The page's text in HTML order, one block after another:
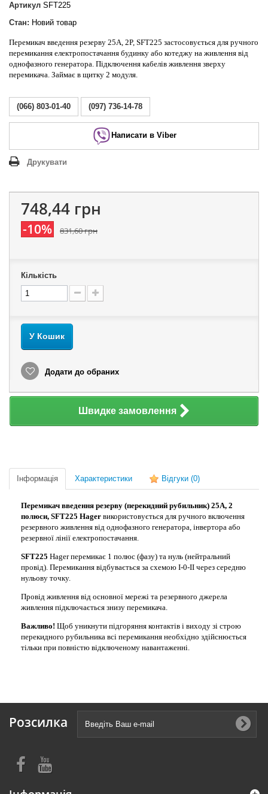
Артикул SFT225
Стан: Новий товар
Перемикач введення резерву 25А, 2P, SFT225 застосовується для ручного
перемикання електропостачання будинку або котеджу на живлення від
однофазного генератора. Підключення кабелів живлення зверху
перемикача. Займає в щитку 2 модуля.
(066) 803-01-40 (097) 736-14-78
Написати в Viber
Друкувати
748,44 грн
-10% 831,60 грн
Кількість
У Кошик
Додати до обраних
Швидке замовлення
Інформація Характеристики Відгуки (0)
Перемикач введення резерву (перекидний рубильник) 25А, 2
полюси, SFT225 Hager використовується для ручного включення
резервного живлення від однофазного генератора, інвертора або
резервної лінії електропостачання.
SFT225 Hager перемикає 1 полюс (фазу) та нуль (нейтральний
провід). Перемикання відбувається за схемою I-0-II через середню
нульову точку.
Провід живлення від основної мережі та резервного джерела
живлення підключається знизу перемикача.
Важливо! Щоб уникнути підгоряння контактів і виходу зі строю
перекидного рубильника всі перемикання необхідно здійснюється
тільки при повністю відключеному навантаженні.
Розсилка